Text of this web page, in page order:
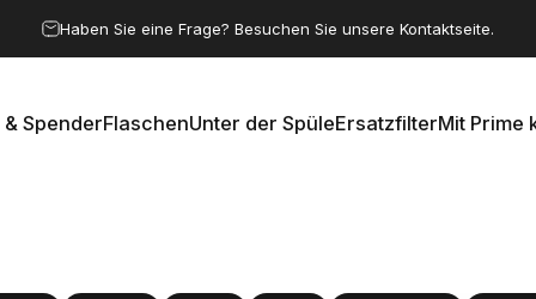
Haben Sie eine Frage? Besuchen Sie unsere Kontaktseite.
SpenderFlaschenUnter der SpüleErsatzfilterMit Prime